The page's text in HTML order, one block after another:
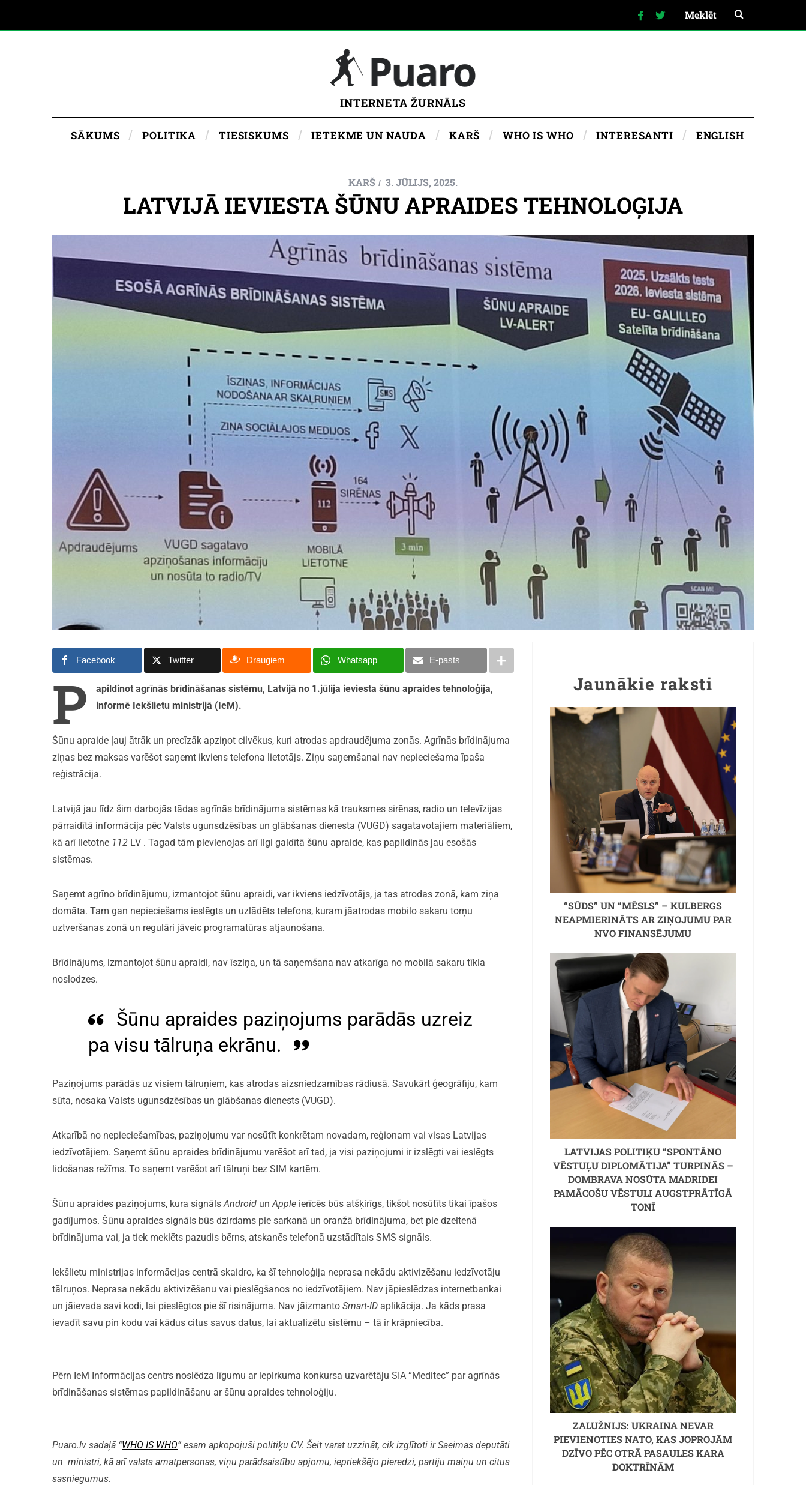
INTERNETA ŽURNĀLS
SĀKUMS POLITIKA TIESISKUMS IETEKME UN NAUDA KARŠ WHO IS WHO INTERESANTI ENGLISH
KARŠ 3. JŪLIJS, 2025.
LATVIJĀ IEVIESTA ŠŪNU APRAIDES TEHNOLOĢIJA
Facebook Twitter Draugiem Whatsapp E-pasts
P
apildinot agrīnās brīdināšanas sistēmu, Latvijā no 1.jūlija ieviesta šūnu apraides tehnoloģija,
informē Iekšlietu ministrijā (IeM).
Šūnu apraide ļauj ātrāk un precīzāk apziņot cilvēkus, kuri atrodas apdraudējuma zonās. Agrīnās brīdinājuma
ziņas bez maksas varēšot saņemt ikviens telefona lietotājs. Ziņu saņemšanai nav nepieciešama īpaša
reģistrācija.
Latvijā jau līdz šim darbojās tādas agrīnās brīdinājuma sistēmas kā trauksmes sirēnas, radio un televīzijas
pārraidītā informācija pēc Valsts ugunsdzēsības un glābšanas dienesta (VUGD) sagatavotajiem materiāliem,
kā arī lietotne 112 LV . Tagad tām pievienojas arī ilgi gaidītā šūnu apraide, kas papildinās jau esošās
sistēmas.
Saņemt agrīno brīdinājumu, izmantojot šūnu apraidi, var ikviens iedzīvotājs, ja tas atrodas zonā, kam ziņa
domāta. Tam gan nepieciešams ieslēgts un uzlādēts telefons, kuram jāatrodas mobilo sakaru torņu
uztveršanas zonā un regulāri jāveic programatūras atjaunošana.
Brīdinājums, izmantojot šūnu apraidi, nav īsziņa, un tā saņemšana nav atkarīga no mobilā sakaru tīkla
noslodzes.
Šūnu apraides paziņojums parādās uzreiz
pa visu tālruņa ekrānu.
Paziņojums parādās uz visiem tālruņiem, kas atrodas aizsniedzamības rādiusā. Savukārt ģeogrāfiju, kam
sūta, nosaka Valsts ugunsdzēsības un glābšanas dienests (VUGD).
Atkarībā no nepieciešamības, paziņojumu var nosūtīt konkrētam novadam, reģionam vai visas Latvijas
iedzīvotājiem. Saņemt šūnu apraides brīdinājumu varēšot arī tad, ja visi paziņojumi ir izslēgti vai ieslēgts
lidošanas režīms. To saņemt varēšot arī tālruņi bez SIM kartēm.
Šūnu apraides paziņojums, kura signālsAndroid unApple ierīcēs būs atšķirīgs, tikšot nosūtīts tikai īpašos
gadījumos. Šūnu apraides signāls būs dzirdams pie sarkanā un oranžā brīdinājuma, bet pie dzeltenā
brīdinājuma vai, ja tiek meklēts pazudis bērns, atskanēs telefonā uzstādītais SMS signāls.
Iekšlietu ministrijas informācijas centrā skaidro, ka šī tehnoloģija neprasa nekādu aktivizēšanu iedzīvotāju
tālruņos. Neprasa nekādu aktivizēšanu vai pieslēgšanos no iedzīvotājiem. Nav jāpieslēdzas internetbankai
un jāievada savi kodi, lai pieslēgtos pie šī risinājuma. Nav jāizmanto Smart-ID aplikācija. Ja kāds prasa
ievadīt savu pin kodu vai kādus citus savus datus, lai aktualizētu sistēmu – tā ir krāpniecība.
Pērn IeM Informācijas centrs noslēdza līgumu ar iepirkuma konkursa uzvarētāju SIA “Meditec” par agrīnās
brīdināšanas sistēmas papildināšanu ar šūnu apraides tehnoloģiju.
Puaro.lv sadaļā “WHO IS WHO” esam apkopojuši politiķu CV. Šeit varat uzzināt, cik izglītoti ir Saeimas deputāti
un ministri, kā arī valsts amatpersonas, viņu parādsaistību apjomu, iepriekšējo pieredzi, partiju maiņu un citus
sasniegumus.
Jaunākie raksti
“SŪDS” UN “MĒSLS” – KULBERGS
NEAPMIERINĀTS AR ZIŅOJUMU PAR
NVO FINANSĒJUMU
LATVIJAS POLITIĶU “SPONTĀNO
VĒSTUĻU DIPLOMĀTIJA” TURPINĀS –
DOMBRAVA NOSŪTA MADRIDEI
PAMĀCOŠU VĒSTULI AUGSTPRĀTĪGĀ
TONĪ
ZALUŽNIJS: UKRAINA NEVAR
PIEVIENOTIES NATO, KAS JOPROJĀM
DZĪVO PĒC OTRĀ PASAULES KARA
DOKTRĪNĀM